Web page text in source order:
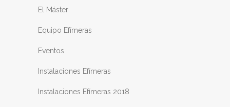
El Máster
Equipo Efímeras
Eventos
Instalaciones Efímeras
Instalaciones Efímeras 2018